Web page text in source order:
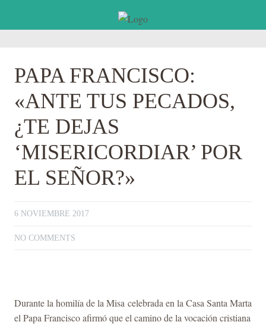
PAPA FRANCISCO:
«ANTE TUS PECADOS,
¿TE DEJAS
‘MISERICORDIAR’ POR
EL SEÑOR?»
6 NOVIEMBRE 2017
NO COMMENTS
Durante la homilía de la Misa celebrada en la Casa Santa Marta
el Papa Francisco afirmó que el camino de la vocación cristiana